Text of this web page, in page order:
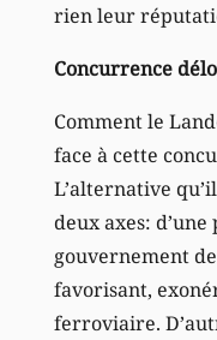
rien leur
Concurrence
Comment le
face à cette
L’alternative
deux axes:
gouvernement
favorisant,
ferroviaire.